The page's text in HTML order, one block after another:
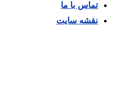
تماس با ما
نقشه سایت